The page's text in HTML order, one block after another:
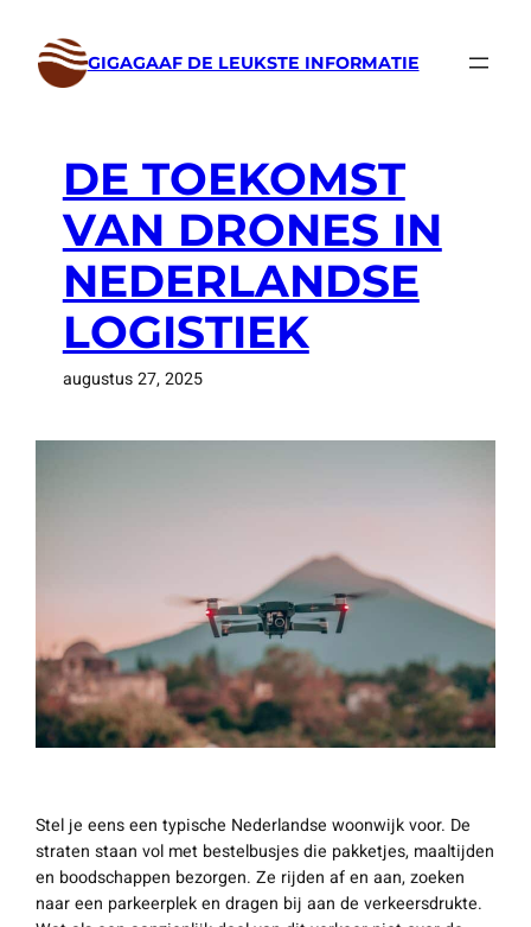
naar
GIGAGAAF DE LEUKSTE INFORMATIE
DE TOEKOMST
VAN DRONES IN
NEDERLANDSE
LOGISTIEK
augustus 27, 2025
Stel je eens een typische Nederlandse woonwijk voor. De
straten staan vol met bestelbusjes die pakketjes, maaltijden
en boodschappen bezorgen. Ze rijden af en aan, zoeken
naar een parkeerplek en dragen bij aan de verkeersdrukte.